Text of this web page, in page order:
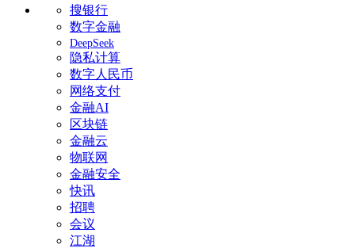
搜银行
数字金融
DeepSeek
隐私计算
数字人民币
网络支付
金融AI
区块链
金融云
物联网
金融安全
快讯
招聘
会议
江湖